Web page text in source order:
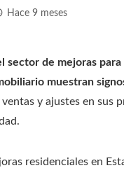
Hace 9 meses
sector de mejoras
muestran
y ajustes en sus
residenciales en